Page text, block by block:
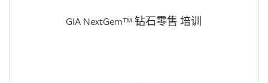
GIA NextGem™ 钻石零售 培训